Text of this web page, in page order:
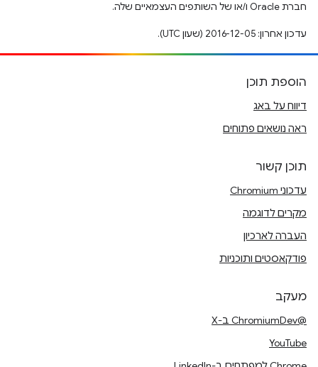
חברת Oracle ו/או של השותפים העצמאיים שלה.
עדכון אחרון: 2016-12-05 (שעון UTC).
הוספת תוכן
דיווח על באג
ראה נושאים פתוחים
תוכן קשור
עדכוני Chromium
מקרים לדוגמה
העברה לארכיון
פודקאסטים ותוכניות
מעקב
@ChromiumDev ב-X
YouTube